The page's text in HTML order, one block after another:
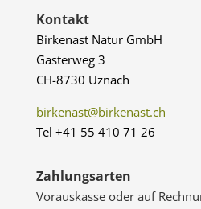
Kontakt
Birkenast Natur GmbH
Gasterweg 3
CH-8730 Uznach
birkenast@birkenast.ch
Tel +41 55 410 71 26
Zahlungsarten
Vorauskasse oder auf